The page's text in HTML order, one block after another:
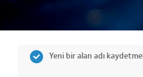
Yeni bir alan adı